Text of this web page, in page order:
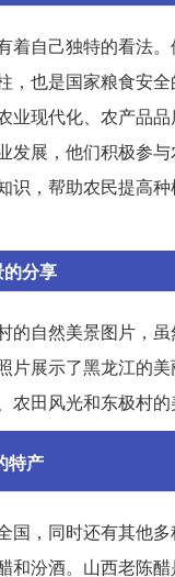
着自己独特的看法
，也是国家粮食安
业现代化、农产品
发展，他们积极参与
识，帮助农民提高
分享
的自然美景图片，
片展示了黑龙江的
农田风光和东极村的
特产
国，同时还有其他
和汾酒。山西老陈